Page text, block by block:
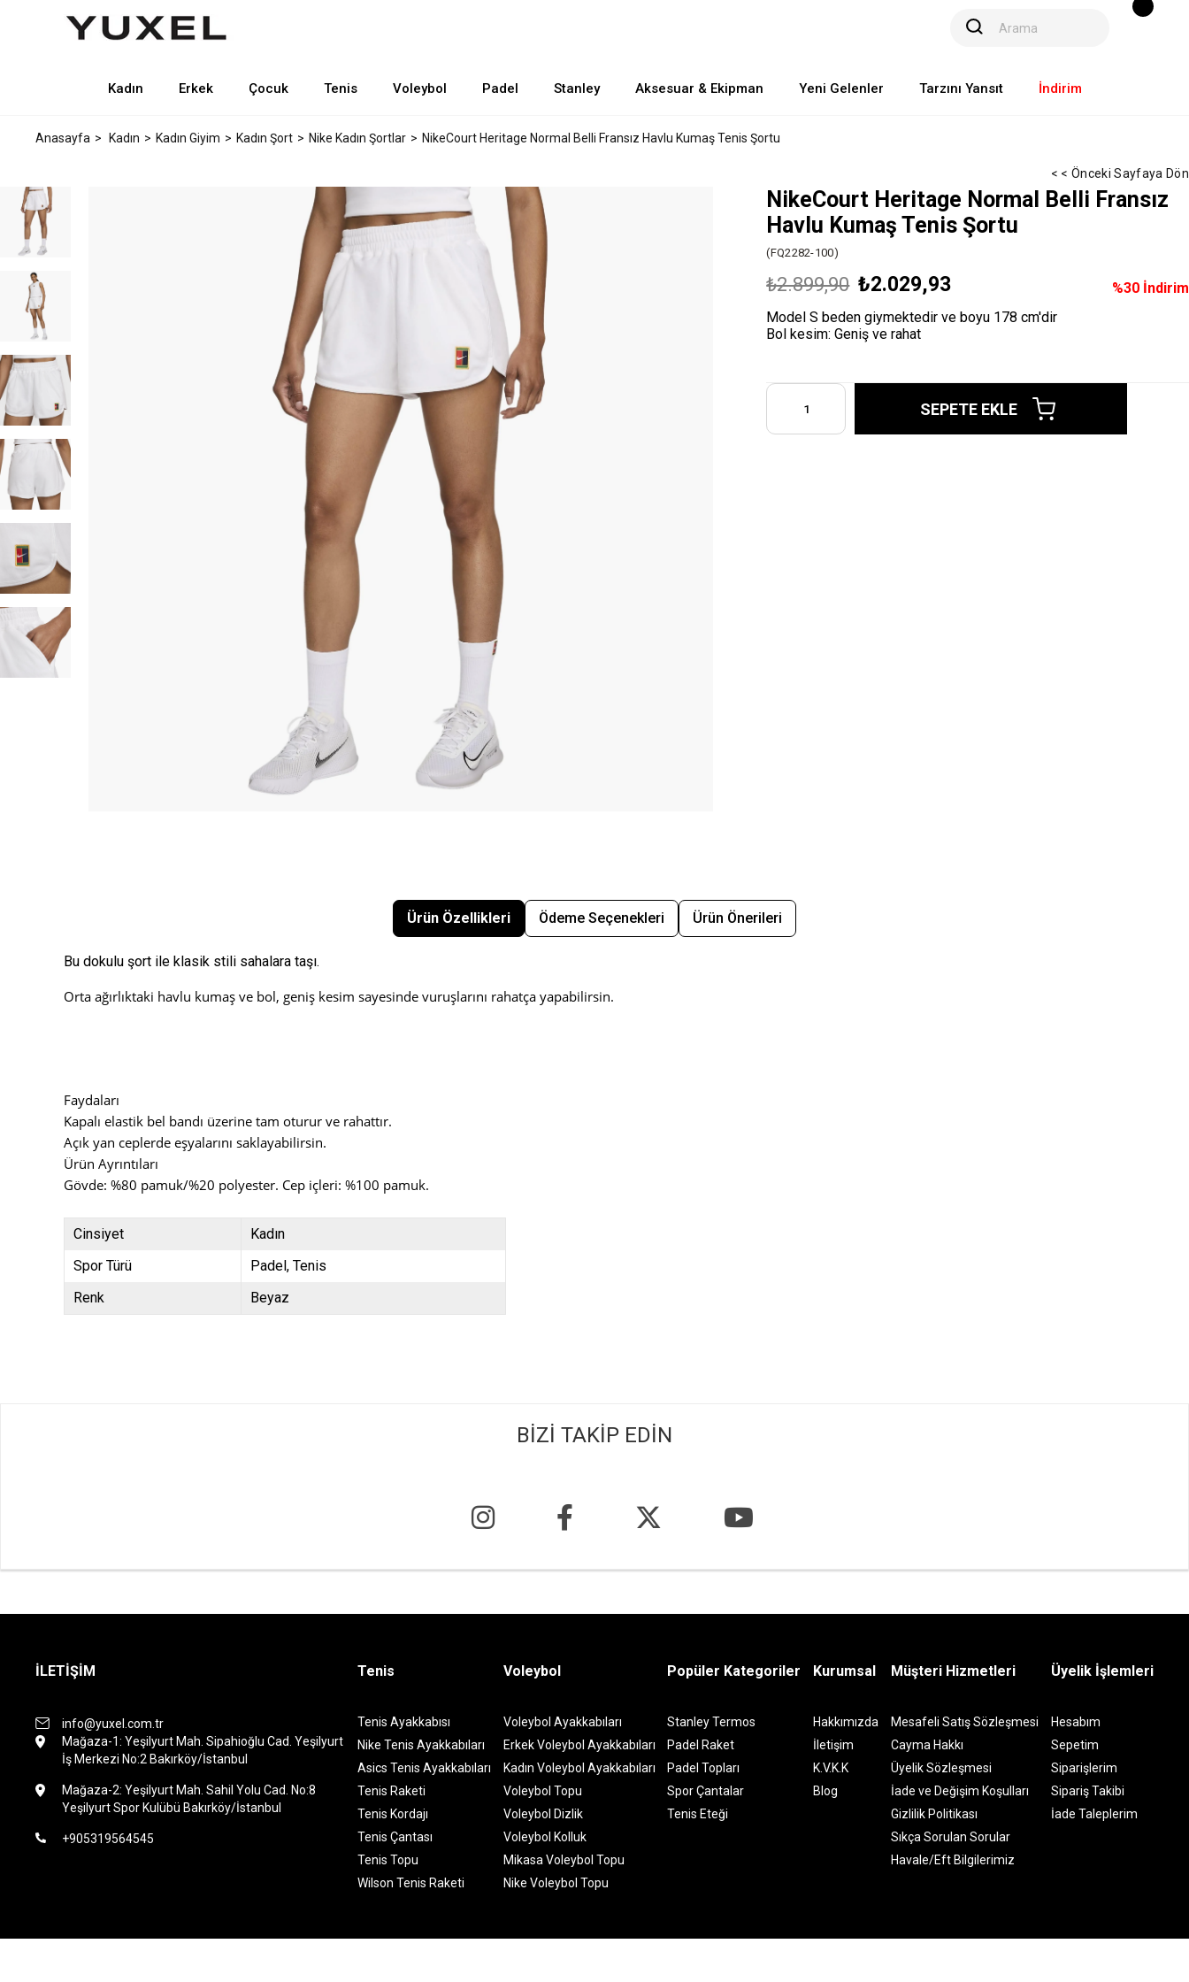
Kadın Erkek Çocuk Tenis Voleybol Padel Stanley Aksesuar & Ekipman Yeni Gelenler Tarzını Yansıt İndirim
Anasayfa Kadın Kadın Giyim Kadın Şort Nike Kadın Şortlar NikeCourt Heritage Normal Belli Fransız Havlu Kumaş Tenis Şortu
< < Önceki Sayfaya Dön
NikeCourt Heritage Normal Belli Fransız
Havlu Kumaş Tenis Şortu
(FQ2282-100)
%30İndirim
₺2.899,90 ₺2.029,93
Model S beden giymektedir ve boyu 178 cm'dir
Bol kesim: Geniş ve rahat
Ürün Özellikleri Ödeme Seçenekleri Ürün Önerileri
Bu dokulu şort ile klasik stili sahalara taşı.
Orta ağırlıktaki havlu kumaş ve bol, geniş kesim sayesinde vuruşlarını rahatça yapabilirsin.
Faydaları
Kapalı elastik bel bandı üzerine tam oturur ve rahattır.
Açık yan ceplerde eşyalarını saklayabilirsin.
Ürün Ayrıntıları
Gövde: %80 pamuk/%20 polyester. Cep içleri: %100 pamuk.
Cinsiyet
Kadın
Spor Türü
Padel Tenis
Renk
Beyaz
BİZİ TAKİP EDİN
İLETİŞİM
info@yuxel.com.tr
Mağaza-1: Yeşilyurt Mah. Sipahioğlu Cad. Yeşilyurt
İş Merkezi No:2 Bakırköy/İstanbul
Mağaza-2: Yeşilyurt Mah. Sahil Yolu Cad. No:8
Yeşilyurt Spor Kulübü Bakırköy/İstanbul
+905319564545
Tenis
Tenis Ayakkabısı
Nike Tenis Ayakkabıları
Asics Tenis Ayakkabıları
Tenis Raketi
Tenis Kordajı
Tenis Çantası
Tenis Topu
Wilson Tenis Raketi
Voleybol
Voleybol Ayakkabıları
Erkek Voleybol Ayakkabıları
Kadın Voleybol Ayakkabıları
Voleybol Topu
Voleybol Dizlik
Voleybol Kolluk
Mikasa Voleybol Topu
Nike Voleybol Topu
Popüler Kategoriler
Stanley Termos
Padel Raket
Padel Topları
Spor Çantalar
Tenis Eteği
Kurumsal
Hakkımızda
İletişim
K.V.K.K
Blog
Müşteri Hizmetleri
Mesafeli Satış Sözleşmesi
Cayma Hakkı
Üyelik Sözleşmesi
İade ve Değişim Koşulları
Gizlilik Politikası
Sıkça Sorulan Sorular
Havale/Eft Bilgilerimiz
Üyelik İşlemleri
Hesabım
Sepetim
Siparişlerim
Sipariş Takibi
İade Taleplerim